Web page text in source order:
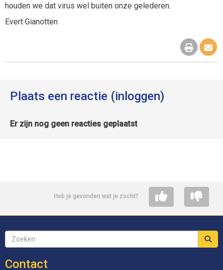
houden we dat virus wel buiten onze gelederen.
Evert Gianotten
Plaats een reactie (inloggen)
Er zijn nog geen reacties geplaatst
Heb je gevonden wat je zocht?
Contact